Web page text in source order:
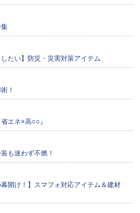
したい】防災・災害対策アイテム
！
エネ×高○○』
も迷わず不燃！
幕開け！】スマフォ対応アイテム＆建材